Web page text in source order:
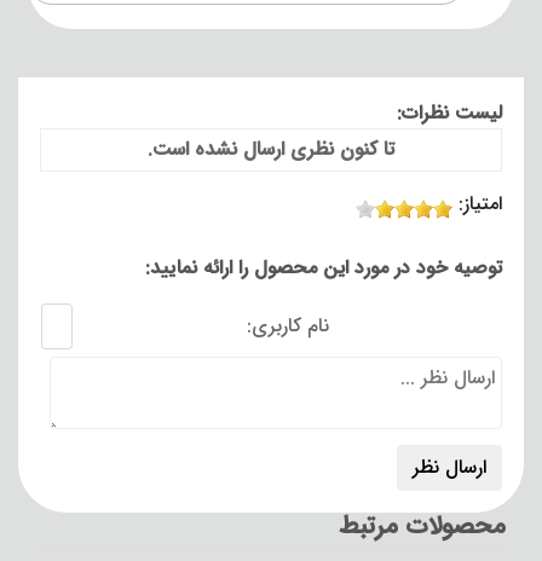
لیست نظرات:
تا کنون نظری ارسال نشده است.
امتیاز:
توصیه خود در مورد این محصول را ارائه نمایید:
نام کاربری:
محصولات مرتبط